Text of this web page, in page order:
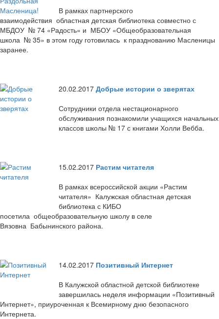
В рамках партнерского
взаимодействия областная детская библиотека совместно с
МБДОУ № 74 «Радость» и МБОУ «Общеобразовательная
школа № 35» в этом году готовилась к празднованию Масленицы
заранее.
20.02.2017 Добрые истории о зверятах
Сотрудники отдела нестационарного
обслуживания познакомили учащихся начальных
классов школы № 17 с книгами Холли Вебба.
15.02.2017 Растим читателя
В рамках всероссийской акции «Растим
читателя» Калужская областная детская
библиотека с КИБО
посетила общеобразовательную школу в селе
Вязовна Бабынинского района.
14.02.2017 Позитивный Интернет
В Калужской областной детской библиотеке
завершилась неделя информации «Позитивный
Интернет», приуроченная к Всемирному дню безопасного
Интернета.